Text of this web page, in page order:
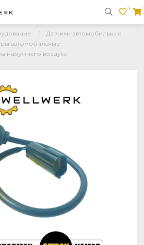
0
Датчики автомобильные
автомобильные
наружнего воздуха